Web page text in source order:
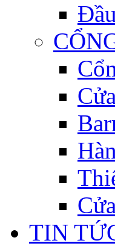
TIN